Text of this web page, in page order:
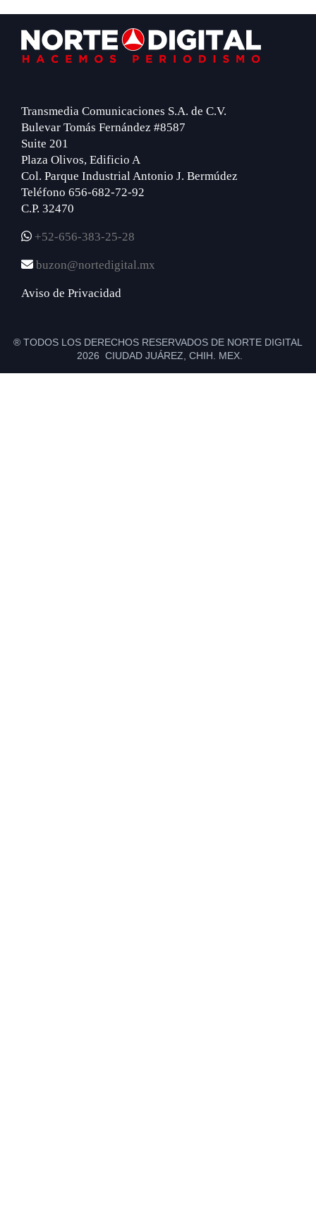
Footer
Transmedia Comunicaciones S.A. de C.V.
Bulevar Tomás Fernández #8587
Suite 201
Plaza Olivos, Edificio A
Col. Parque Industrial Antonio J. Bermúdez
Teléfono 656-682-72-92
C.P. 32470
+52-656-383-25-28
buzon@nortedigital.mx
Aviso de Privacidad
® TODOS LOS DERECHOS RESERVADOS DE NORTE DIGITAL
2026 CIUDAD JUÁREZ, CHIH. MEX.